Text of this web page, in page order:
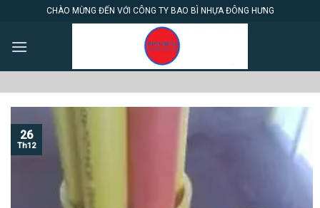
content
CHÀO MỪNG ĐẾN VỚI CÔNG TY BAO BÌ NHỰA ĐÔNG HƯNG
26
Th12